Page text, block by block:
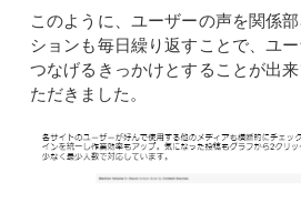
このように、ユーザーの声を関係
ションも毎日繰り返すことで、ユ
つなげるきっかけとすることが出
ただきました。